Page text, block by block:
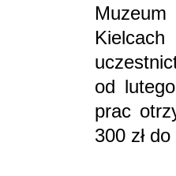
od
prac
300 zł